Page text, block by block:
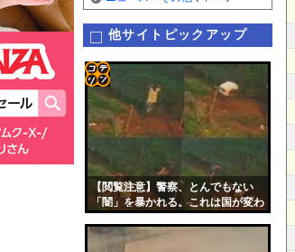
他サイトピックアップ
【閲覧注意】警察、とんでもない
「闇」を暴かれる。これは国が変わ
コテ
リン
- 固
定リ
ンク
自動